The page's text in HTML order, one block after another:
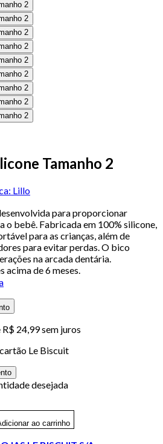
Tamanho 2
Lillo
para proporcionar
o bebê. Fabricada em 100% silicone,
para as crianças, além de
para evitar perdas. O bico
na arcada dentária.
acima de 6 meses.
R$ 24,99sem juros
Le Biscuit
desejada
ao carrinho